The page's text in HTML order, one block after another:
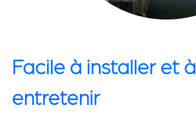
Facile à installer et à
entretenir